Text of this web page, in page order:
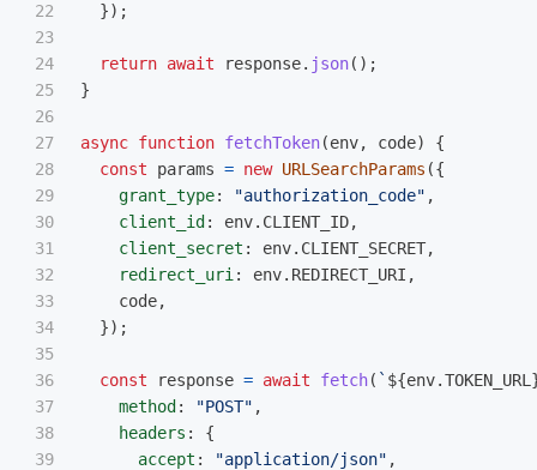
22
23
24
25
26
27
28
29
30
31
32
33
34
35
36
37
38
39
});
return await response. json();
}
async function fetchToken(env, code)
{
const
params = new URLSearchParams ({
grant_type: "authorization_code" ,
client_id : env. CLIENT_ID,
client_secret : env. CLIENT_SECRET,
redirect_uri : env. REDIRECT_URI ,
code,
});
const response = await fetch( ` ${env.TOKEN_URL
method : "POST" ,
headers :
{
accept : "application/json" ,